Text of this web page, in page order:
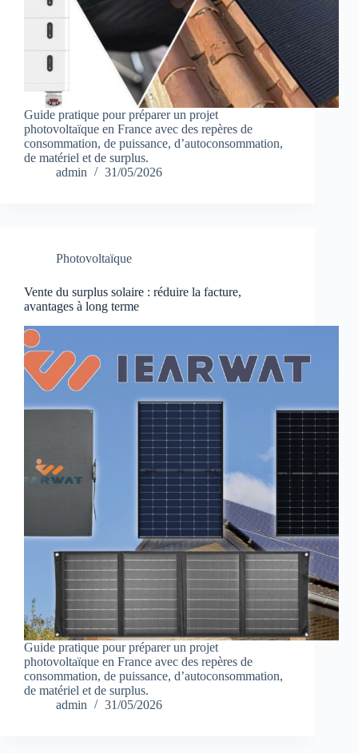
Guide pratique pour préparer un projet
photovoltaïque en France avec des repères de
consommation, de puissance, d’autoconsommation,
de matériel et de surplus.
admin
31/05/2026
Photovoltaïque
Vente du surplus solaire : réduire la facture,
avantages à long terme
Guide pratique pour préparer un projet
photovoltaïque en France avec des repères de
consommation, de puissance, d’autoconsommation,
de matériel et de surplus.
admin
31/05/2026